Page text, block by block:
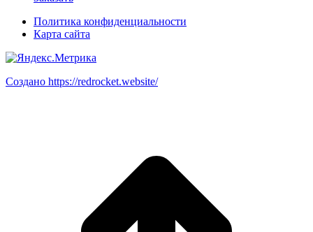
Политика конфиденциальности
Карта сайта
Создано https://redrocket.website/